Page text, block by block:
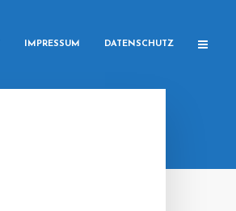
IMPRESSUM DATENSCHUTZ